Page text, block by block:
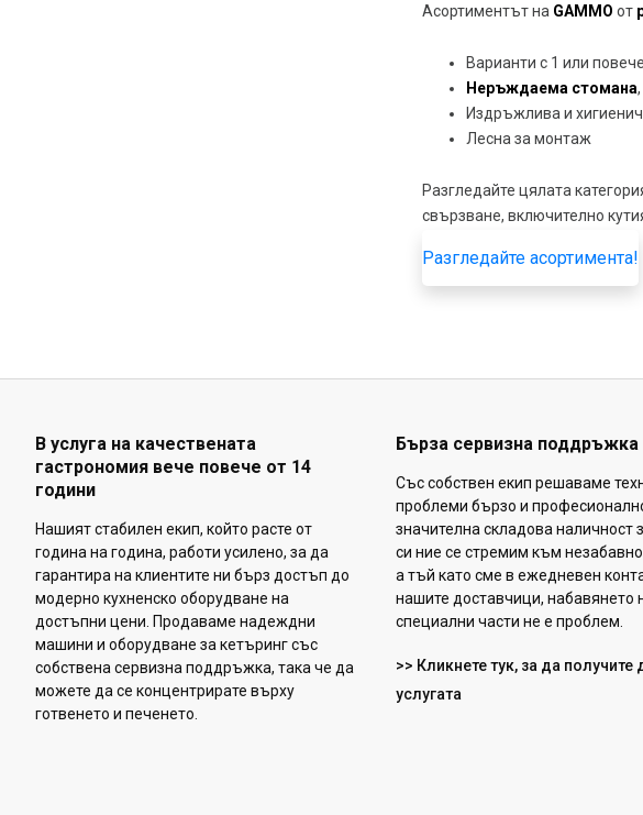
Асортиментът на GAMMO от
Варианти с 1 или
Неръждаема стомана
Издръжлива и
Лесна за монтаж
Разгледайте цялата
свързване, включително
Разгледайте асортимента!
В услуга на качествената
гастрономия вече повече от 14
години
Нашият стабилен екип, който расте от
година на година, работи усилено, за да
гарантира на клиентите ни бърз достъп до
модерно кухненско оборудване на
достъпни цени. Продаваме надеждни
машини и оборудване за кетъринг със
собствена сервизна поддръжка, така че да
можете да се концентрирате върху
готвенето и печенето.
Бърза сервизна поддръжка
Със собствен екип решаваме
проблеми бързо и
значителна складова наличност
си ние се стремим към
а тъй като сме в ежедневен
нашите доставчици, набавянето
специални части не е проблем.
>> Кликнете тук, за да
услугата